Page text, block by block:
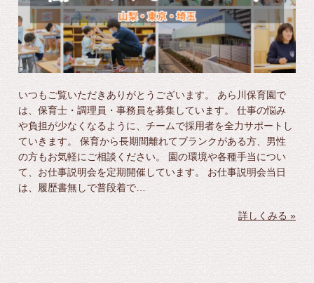
いつもご覧いただきありがとうございます。 あら川保育園で
は、保育士・調理員・事務員を募集しています。 仕事の悩み
や負担が少なくなるように、チームで採用者を全力サポートし
ていきます。 保育から長期間離れてブランクがある方、男性
の方もお気軽にご相談ください。 園の環境や各種手当につい
て、お仕事説明会を定期開催しています。 お仕事説明会当日
は、履歴書無しで普段着で…
詳しくみる »